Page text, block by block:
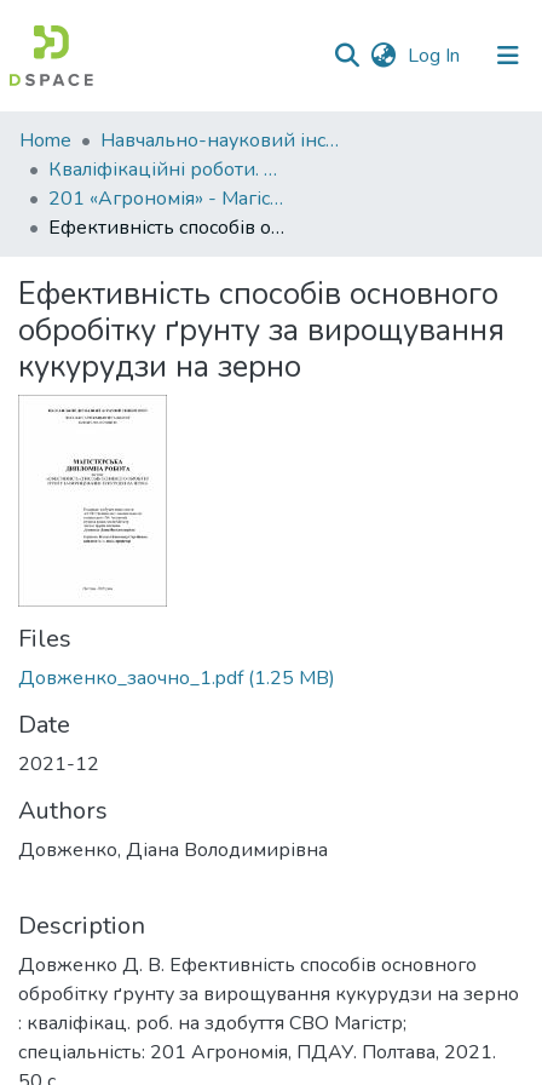
Log In (current)
Communities
&
Collections
All of DSpace
Statistics
Home
Навчально-науковий інститут агротехнологій, селекції та екології
Кваліфікаційні роботи. ННІ агротехнологій, селекції та екології
201 «Агрономія» - Магістри 2021-2022
Ефективність способів основного обробітку ґрунту за вирощування кукурудзи на зерно
Ефективність способів основного
обробітку ґрунту за вирощування
кукурудзи на зерно
Files
Довженко_заочно_1.pdf(1.25 MB)
Date
2021-12
Authors
Довженко, Діана Володимирівна
Description
Довженко Д. В. Ефективність способів основного
обробітку ґрунту за вирощування кукурудзи на зерно
: кваліфікац. роб. на здобуття СВО Магістр;
спеціальність: 201 Агрономія, ПДАУ. Полтава, 2021.